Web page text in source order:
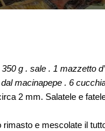
g . sale . 1 mazzetto
macinapepe . 6
2 mm. Salatele e
rimasto e mescolate il